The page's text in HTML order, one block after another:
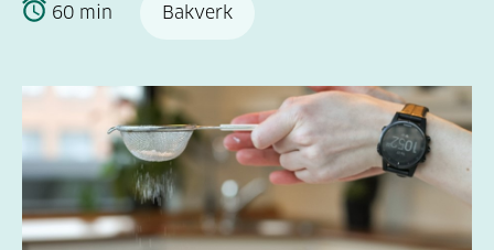
60 min Bakverk